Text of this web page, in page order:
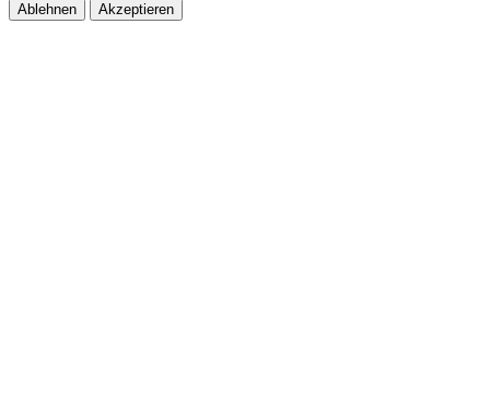
Ablehnen Akzeptieren